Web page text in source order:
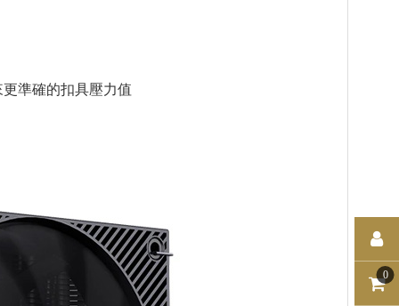
準確的扣具壓力值
0